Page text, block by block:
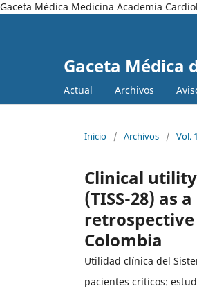
Gaceta Médica Medicina Academia
Gaceta Médica
Actual Archivos
Inicio / Archivos / Vol.
Clinical
(TISS-28)
Colombia
Utilidad clínica del
pacientes críticos: